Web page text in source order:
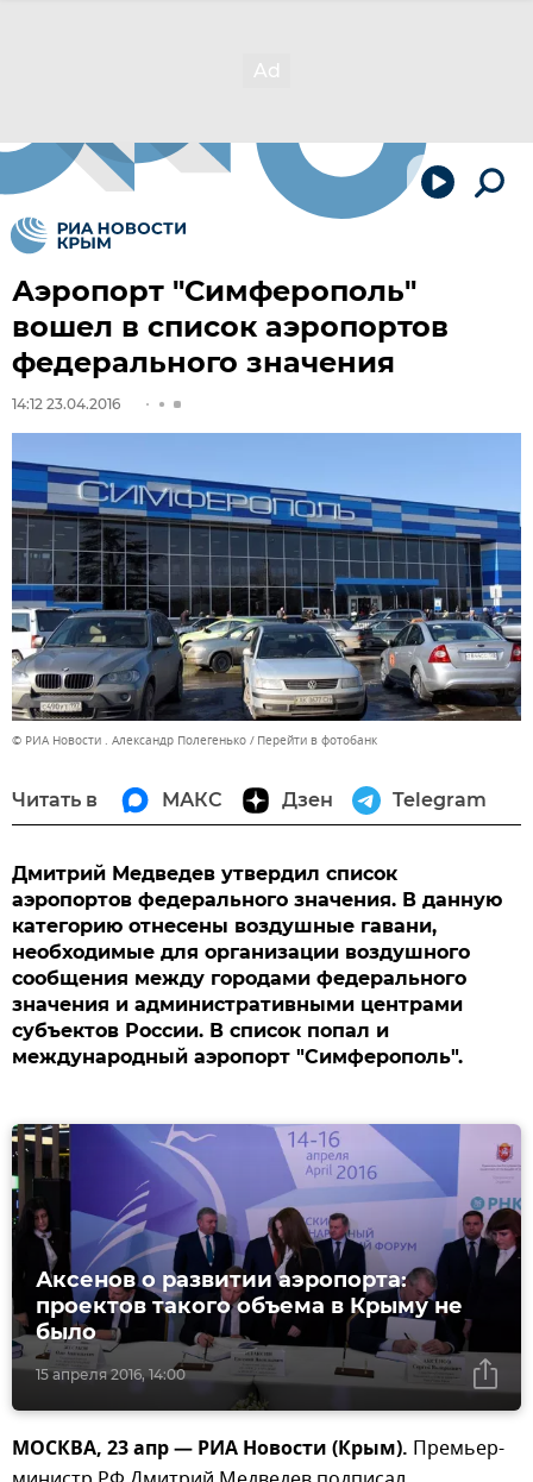
Аэропорт "Симферополь"
вошел в список аэропортов
федерального значения
14:12 23.04.2016
© РИА Новости . Александр Полегенько Перейти в фотобанк
Читать в МАКС Дзен Telegram
Дмитрий Медведев утвердил список
аэропортов федерального значения. В данную
категорию отнесены воздушные гавани,
необходимые для организации воздушного
сообщения между городами федерального
значения и административными центрами
субъектов России. В список попал и
международный аэропорт "Симферополь".
15 апреля 2016, 14:00
Аксенов о развитии аэропорта:
проектов такого объема в Крыму не
было
МОСКВА, 23 апр — РИА Новости (Крым). Премьер-